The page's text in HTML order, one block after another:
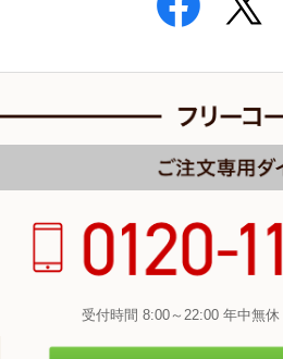
受付時間 8:00～22:00 年中無休